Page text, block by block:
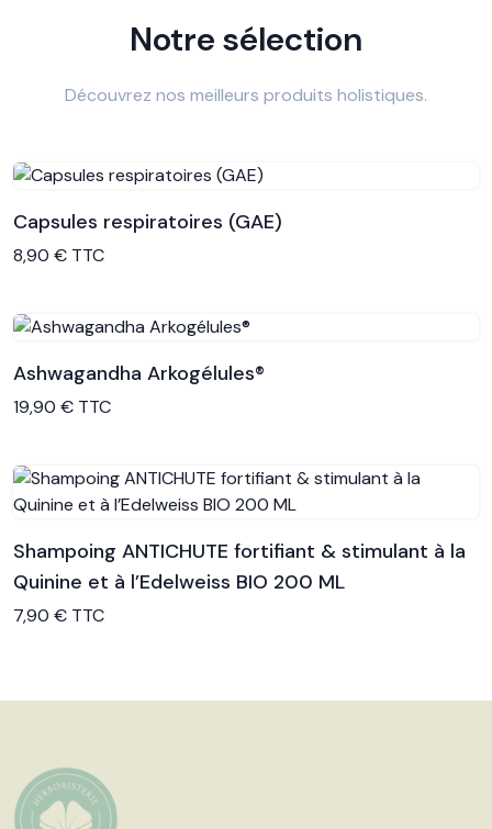
Notre sélection
Découvrez nos meilleurs produits holistiques.
Voir le produit
Capsules respiratoires (GAE)
8,90 € TTC
Voir le produit
Ashwagandha Arkogélules®
19,90 € TTC
Voir le produit
Shampoing ANTICHUTE fortifiant & stimulant à la
Quinine et à l’Edelweiss BIO 200 ML
7,90 € TTC